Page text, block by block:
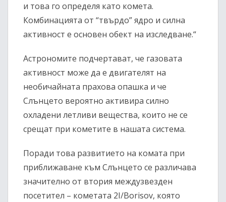
и това го определя като комета.
Комбинацията от “твърдо” ядро и силна
активност е основен обект на изследване.“
Астрономите подчертават, че газовата
активност може да е двигателят на
необичайната прахова опашка и че
Слънцето вероятно активира силно
охладени летливи вещества, които не се
срещат при кометите в нашата система.
Поради това развитието на комата при
приближаване към Слънцето се различава
значително от втория междузвезден
посетител – кометата 2I/Borisov, която